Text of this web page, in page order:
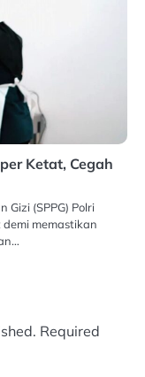
Ketat, Cegah
Gizi (SPPG) Polri
memastikan
Required